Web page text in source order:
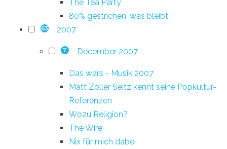
The Tea Party
80% gestrichen. was bleibt.
63 2007
7 December 2007
Das wars - Musik 2007
Matt Zoller Seitz kennt seine Popkultur-
Referenzen
Wozu Religion?
The Wire
Nix für mich dabei